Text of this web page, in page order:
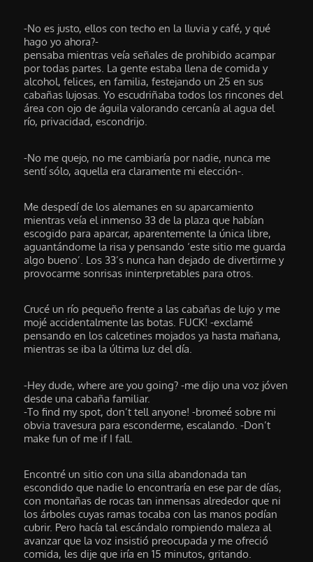
-No es justo, ellos con techo en la lluvia y café, y qué
hago yo ahora?-
pensaba mientras veía señales de prohibido acampar
por todas partes. La gente estaba llena de comida y
alcohol, felices, en familia, festejando un 25 en sus
cabañas lujosas. Yo escudriñaba todos los rincones del
área con ojo de águila valorando cercanía al agua del
río, privacidad, escondrijo.
-No me quejo, no me cambiaría por nadie, nunca me
sentí sólo, aquella era claramente mi elección-.
Me despedí de los alemanes en su aparcamiento
mientras veía el inmenso 33 de la plaza que habían
escogido para aparcar, aparentemente la única libre,
aguantándome la risa y pensando ‘este sitio me guarda
algo bueno’. Los 33’s nunca han dejado de divertirme y
provocarme sonrisas ininterpretables para otros.
Crucé un río pequeño frente a las cabañas de lujo y me
mojé accidentalmente las botas. FUCK! -exclamé
pensando en los calcetines mojados ya hasta mañana,
mientras se iba la última luz del día.
-Hey dude, where are you going? -me dijo una voz jóven
desde una cabaña familiar.
-To find my spot, don’t tell anyone! -bromeé sobre mi
obvia travesura para esconderme, escalando. -Don’t
make fun of me if I fall.
Encontré un sitio con una silla abandonada tan
escondido que nadie lo encontraría en ese par de días,
con montañas de rocas tan inmensas alrededor que ni
los árboles cuyas ramas tocaba con las manos podían
cubrir. Pero hacía tal escándalo rompiendo maleza al
avanzar que la voz insistió preocupada y me ofreció
comida, les dije que iría en 15 minutos, gritando.